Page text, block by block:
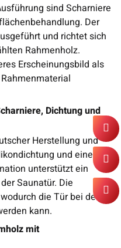
sind Scharniere
Der
und richtet sich
Rahmenholz.
Erscheinungsbild als
Dichtung und
Herstellung und
und einem
unterstützt ein
Saunatür. Die
die Tür bei der
kann.
mit